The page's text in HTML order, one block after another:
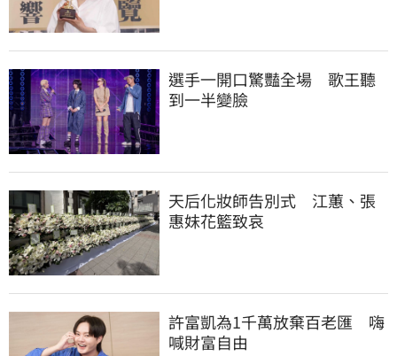
選手一開口驚豔全場　歌王聽
到一半變臉
天后化妝師告別式　江蕙、張
惠妹花籃致哀
許富凱為1千萬放棄百老匯　嗨
喊財富自由